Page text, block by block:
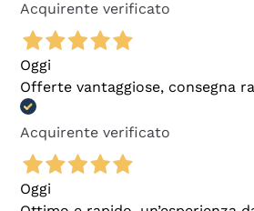
Acquirente verificato
Oggi
Offerte vantaggiose, consegna
Acquirente verificato
Oggi